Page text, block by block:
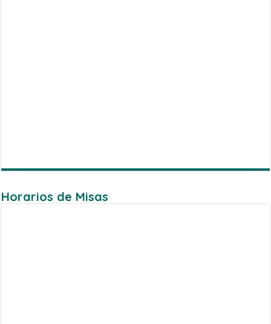
Horarios de Misas